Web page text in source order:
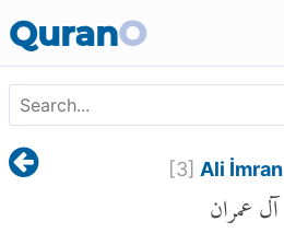
QuranO
[3] Ali İmran
آل عمران